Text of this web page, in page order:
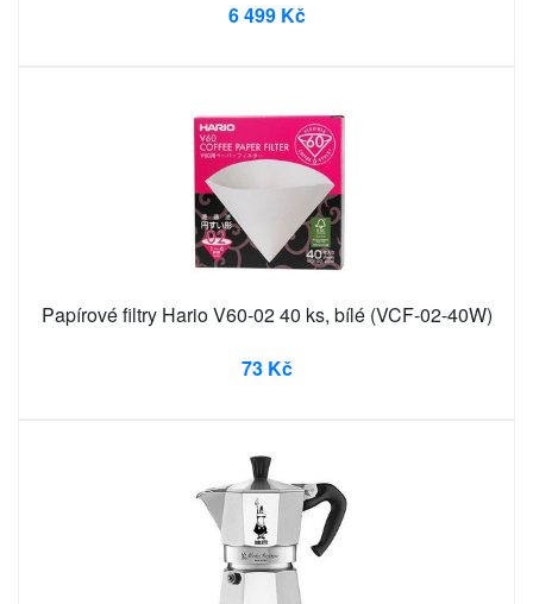
6 499 Kč
Papírové filtry Hario V60-02 40 ks, bílé (VCF-02-40W)
73 Kč